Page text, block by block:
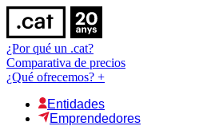
¿Por qué un .cat?
Comparativa de precios
¿Qué ofrecemos? +
Entidades
Emprendedores